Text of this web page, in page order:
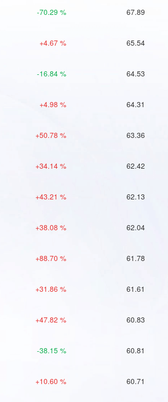
-70.29 % 67.89
+4.67 % 65.54
-16.84 % 64.53
+4.98 % 64.31
+50.78 % 63.36
+34.14 % 62.42
+43.21 % 62.13
+38.08 % 62.04
+88.70 % 61.78
+31.86 % 61.61
+47.82 % 60.83
-38.15 % 60.81
+10.60 % 60.71